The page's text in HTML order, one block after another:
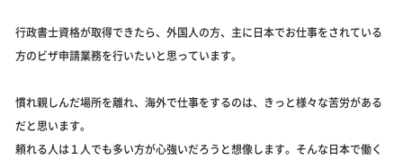
行政書士資格が取得できたら、外国人の方、主に日本でお仕事をされている
方のビザ申請業務を行いたいと思っています。
慣れ親しんだ場所を離れ、海外で仕事をするのは、きっと様々な苦労がある
だと思います。
頼れる人は１人でも多い方が心強いだろうと想像します。そんな日本で働く